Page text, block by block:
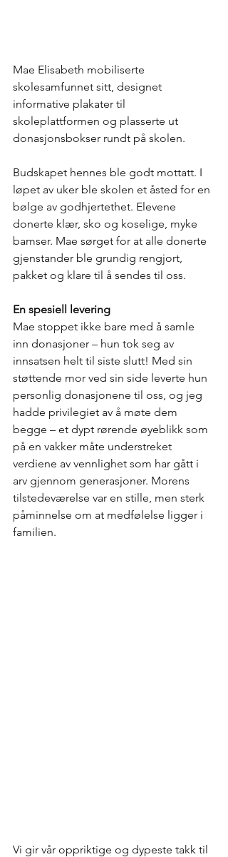
Mae Elisabeth mobiliserte
skolesamfunnet sitt, designet
informative plakater til
skoleplattformen og plasserte ut
donasjonsbokser rundt på skolen.
Budskapet hennes ble godt mottatt. I
løpet av uker ble skolen et åsted for en
bølge av godhjertethet. Elevene
donerte klær, sko og koselige, myke
bamser. Mae sørget for at alle donerte
gjenstander ble grundig rengjort,
pakket og klare til å sendes til oss.
En spesiell levering
Mae stoppet ikke bare med å samle
inn donasjoner – hun tok seg av
innsatsen helt til siste slutt! Med sin
støttende mor ved sin side leverte hun
personlig donasjonene til oss, og jeg
hadde privilegiet av å møte dem
begge – et dypt rørende øyeblikk som
på en vakker måte understreket
verdiene av vennlighet som har gått i
arv gjennom generasjoner. Morens
tilstedeværelse var en stille, men sterk
påminnelse om at medfølelse ligger i
familien.
Vi gir vår oppriktige og dypeste takk til